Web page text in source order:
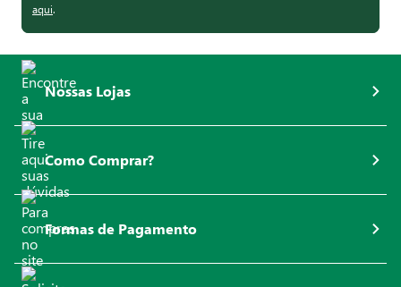
aqui.
Nossas Lojas
Como Comprar?
Formas de Pagamento